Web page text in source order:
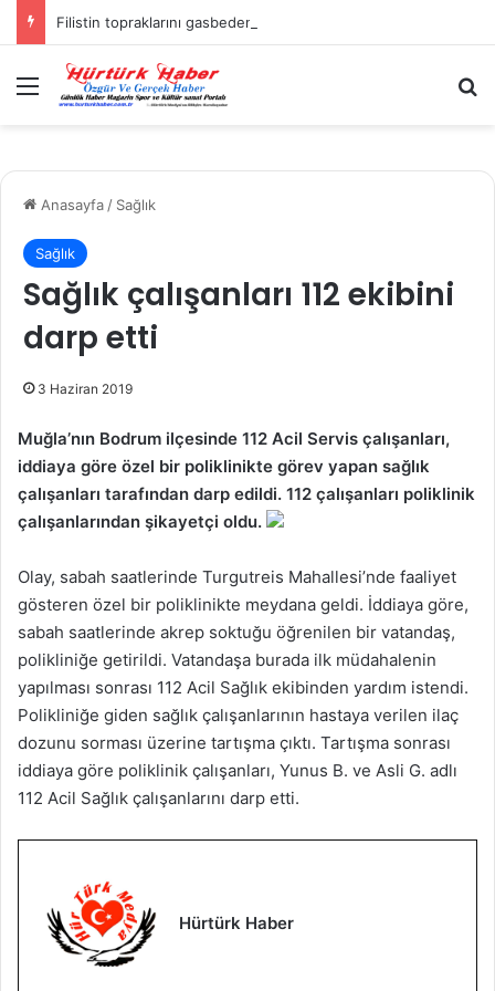
Menü
Anasayfa / Sağlık
Sağlık
Sağlık çalışanları 112 ekibini
darp etti
3 Haziran 2019
Muğla’nın Bodrum ilçesinde 112 Acil Servis çalışanları,
iddiaya göre özel bir poliklinikte görev yapan sağlık
çalışanları tarafından darp edildi. 112 çalışanları poliklinik
çalışanlarından şikayetçi oldu.
Olay, sabah saatlerinde Turgutreis Mahallesi’nde faaliyet
gösteren özel bir poliklinikte meydana geldi. İddiaya göre,
sabah saatlerinde akrep soktuğu öğrenilen bir vatandaş,
polikliniğe getirildi. Vatandaşa burada ilk müdahalenin
yapılması sonrası 112 Acil Sağlık ekibinden yardım istendi.
Polikliniğe giden sağlık çalışanlarının hastaya verilen ilaç
dozunu sorması üzerine tartışma çıktı. Tartışma sonrası
iddiaya göre poliklinik çalışanları, Yunus B. ve Asli G. adlı
112 Acil Sağlık çalışanlarını darp etti.
Hürtürk Haber